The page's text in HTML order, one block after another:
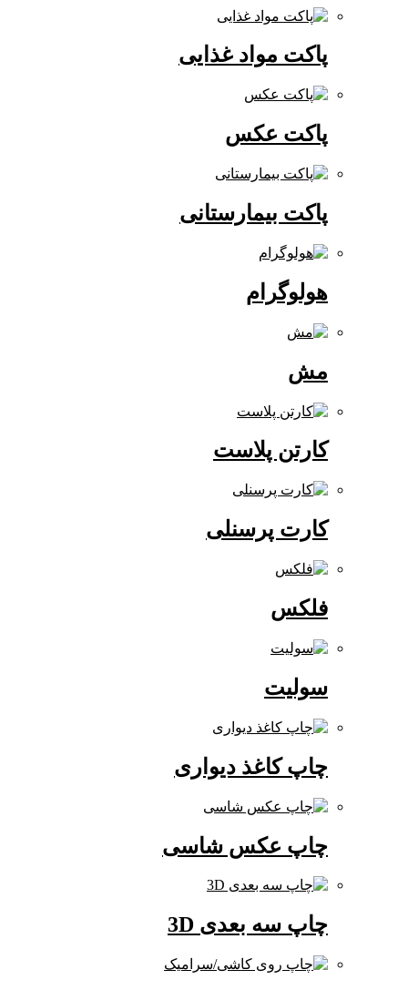
پاکت مواد غذایی
پاکت عکس
پاکت بیمارستانی
هولوگرام
کارتن پلاست
کارت پرسنلی
چاپ کاغذ دیواری
چاپ عکس شاسی
چاپ سه بعدی 3D